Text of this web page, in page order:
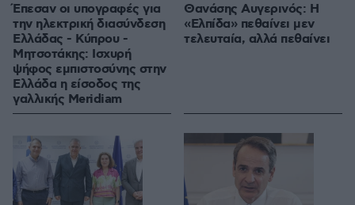
Έπεσαν οι υπογραφές για
την ηλεκτρική διασύνδεση
Ελλάδας - Κύπρου -
Μητσοτάκης: Ισχυρή
ψήφος εμπιστοσύνης στην
Ελλάδα η είσοδος της
γαλλικής Meridiam
Θανάσης Αυγερινός: Η
«Ελπίδα» πεθαίνει μεν
τελευταία, αλλά πεθαίνει